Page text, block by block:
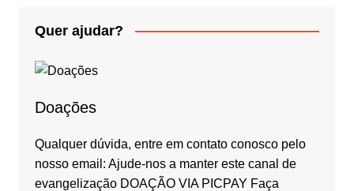
Quer ajudar?
Doações
Qualquer dúvida, entre em contato conosco pelo
nosso email: Ajude-nos a manter este canal de
evangelização DOAÇÃO VIA PICPAY Faça